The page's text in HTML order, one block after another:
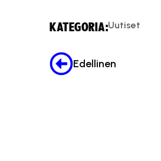
KATEGORIA:Uutiset
Edellinen